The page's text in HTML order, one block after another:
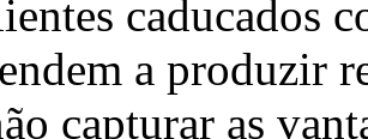
caducados
a produzir
capturar as